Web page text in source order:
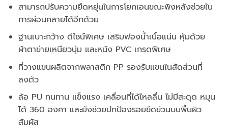
สามารถปรับความยืดหยุ่นในการโยกเอนขณะพิงหลังช่วยใน
การผ่อนคลายได้อีกด้วย
ฐานเบาะกว้าง ดีไซน์พิเศษ เสริมฟองน้ำเนื้อแน่น หุ้มด้วย
ผ้าตาข่ายเหนียวนุ่ม และหนัง PVC เกรดพิเศษ
ที่วางแขนผลิตจากพลาสติก PP รองรับแขนในสัดส่วนที่
ลงตัว
ล้อ PU ทนทาน แข็งแรง เคลื่อนที่ได้ไหลลื่น ไม่มีสะดุด หมุน
ได้ 360 องศา และยังช่วยปกป้องรอยขีดข่วนบนพื้นผิว
สัมผัส